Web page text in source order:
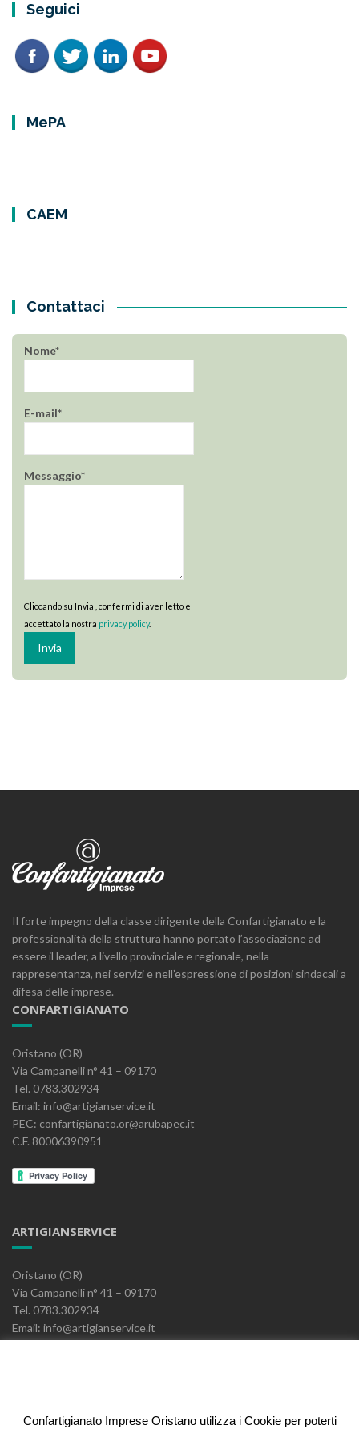
Seguici
MePA
CAEM
Contattaci
Nome*
E-mail*
Messaggio*
Cliccando su Invia , confermi di aver letto e
accettato la nostra privacy policy.
Il forte impegno della classe dirigente della Confartigianato e la
professionalità della struttura hanno portato l’associazione ad
essere il leader, a livello provinciale e regionale, nella
rappresentanza, nei servizi e nell’espressione di posizioni sindacali a
difesa delle imprese.
CONFARTIGIANATO
Oristano (OR)
Via Campanelli n° 41 – 09170
Tel. 0783.302934
Email: info@artigianservice.it
PEC: confartigianato.or@arubapec.it
C.F. 80006390951
ARTIGIANSERVICE
Oristano (OR)
Via Campanelli n° 41 – 09170
Tel. 0783.302934
Email: info@artigianservice.it
Confartigianato Imprese Oristano utilizza i Cookie per poterti